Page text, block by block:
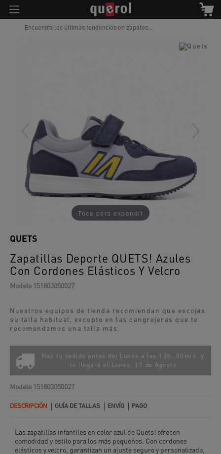
Encuentra las últimas tendencias en zapatos...
Toca para expandir
Zapatillas Deporte QUETS! Azules
Con Cordones Elásticos Y Velcro
QUETS
Modelo 151803050027
Nuestros equipos de tienda recomiendan que escojas
su talla habitual, excepto en las cangrejeras que te
recomendamos una talla más.
Haz tu pedido antes del Lunes a las 12h. 00min. y
te llegará el
Lunes, 17 de Agosto
Modelo 151803050027
DESCRIPCIÓN GUÍA DE TALLAS ENVÍO PAGO
Las zapatillas infantiles en color azul de Quets! ofrecen
comodidad y estilo para los más pequeños. Con cordones
elásticos y velcro, garantizan un ajuste seguro y personalizado,